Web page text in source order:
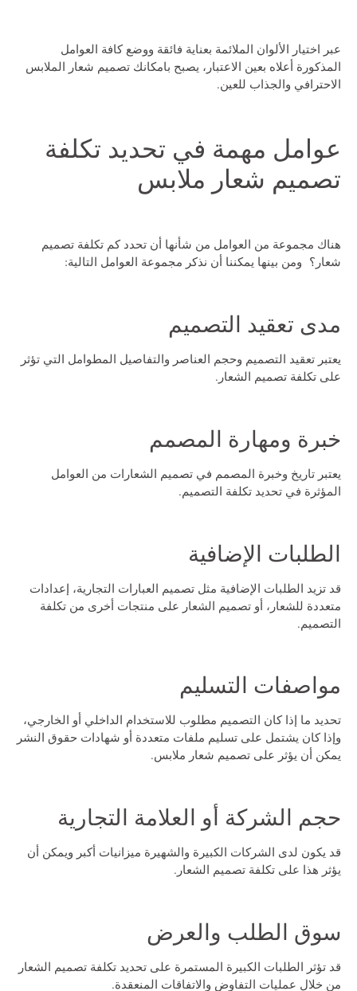
عبر اختيار الألوان الملائمة بعناية فائقة ووضع كافة العوامل
المذكورة أعلاه بعين الاعتبار، يصبح بامكانك تصميم شعار الملابس
الاحترافي والجذاب للعين.
عوامل مهمة في تحديد تكلفة
تصميم شعار ملابس
هناك مجموعة من العوامل من شأنها أن تحددكم تكلفة تصميم
شعار؟ ومن بينها يمكننا أن نذكر مجموعة العوامل التالية:
مدى تعقيد التصميم
يعتبر تعقيد التصميم وحجم العناصر والتفاصيل المطوامل التي تؤثر
على تكلفة تصميم الشعار.
خبرة ومهارة المصمم
يعتبر تاريخ وخبرة المصمم في تصميم الشعارات من العوامل
المؤثرة في تحديد تكلفة التصميم.
الطلبات الإضافية
قد تزيد الطلبات الإضافية مثل تصميم العبارات التجارية، إعدادات
متعددة للشعار، أو تصميم الشعار على منتجات أخرى من تكلفة
التصميم.
مواصفات التسليم
تحديد ما إذا كان التصميم مطلوب للاستخدام الداخلي أو الخارجي،
وإذا كان يشتمل على تسليم ملفات متعددة أو شهادات حقوق النشر
يمكن أن يؤثر على تصميم شعار ملابس.
حجم الشركة أو العلامة التجارية
قد يكون لدى الشركات الكبيرة والشهيرة ميزانيات أكبر ويمكن أن
يؤثر هذا على تكلفة تصميم الشعار.
سوق الطلب والعرض
قد تؤثر الطلبات الكبيرة المستمرة على تحديد تكلفة تصميم الشعار
من خلال عمليات التفاوض والاتفاقات المنعقدة.